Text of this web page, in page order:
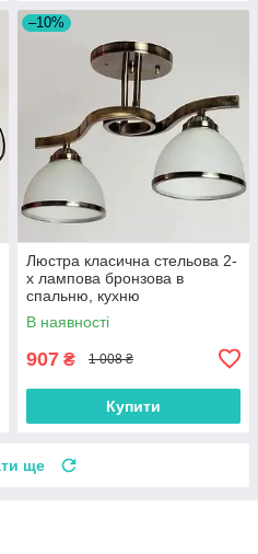
–10%
Люстра класична стельова 2-
х лампова бронзова в
спальню, кухню
В наявності
907 ₴ 1 008 ₴
Купити
ще